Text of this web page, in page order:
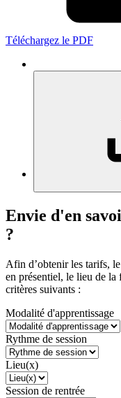
Téléchargez le PDF
Envie d'en
?
Afin d’obtenir les tarifs,
en présentiel, le lieu de la
critères suivants :
Modalité d'apprentissage
Rythme de session
Lieu(x)
Session de rentrée